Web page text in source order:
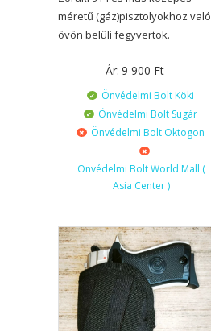
méretű (gáz)pisztolyokhoz való
övön belüli fegyvertok.
Ár: 9 900 Ft
Önvédelmi Bolt Köki
Önvédelmi Bolt Sugár
Önvédelmi Bolt Oktogon
Önvédelmi Bolt World Mall (
Asia Center )